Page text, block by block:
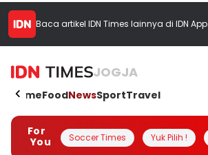
Baca artikel IDN Times lainnya di IDN App
JOGJA
HomeFoodNewsSportTravel
For
You
Soccer Times Yuk Pilih !